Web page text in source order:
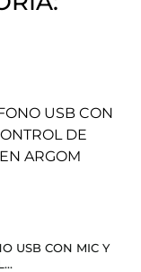
USB CON MIC Y